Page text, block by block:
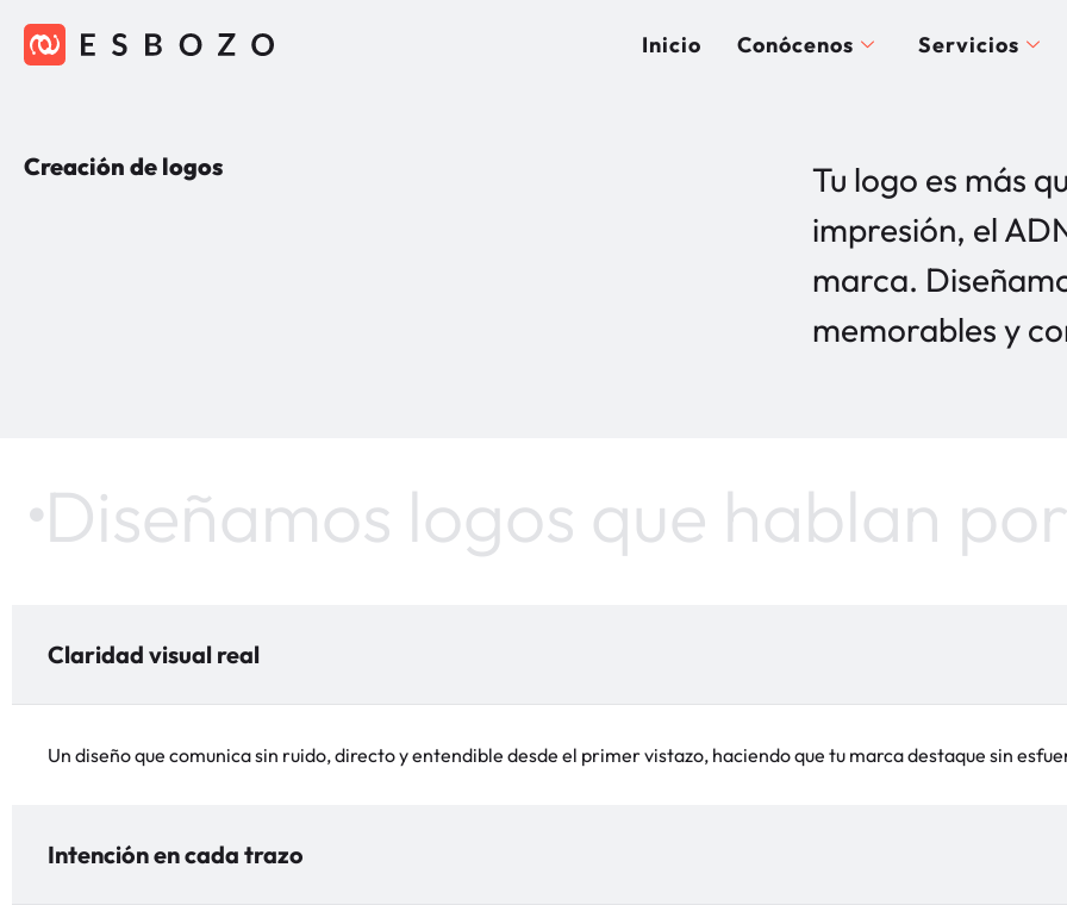
Inicio Conócenos Servicios
Creación de logos
Tu logo es más
impresión, el
marca.
memorables y
Diseñamos logos que hablan
Claridad visual real
Un diseño que comunica sin ruido, directo y entendible desde el primer vistazo, haciendo que tu marca destaque sin
Intención en cada trazo